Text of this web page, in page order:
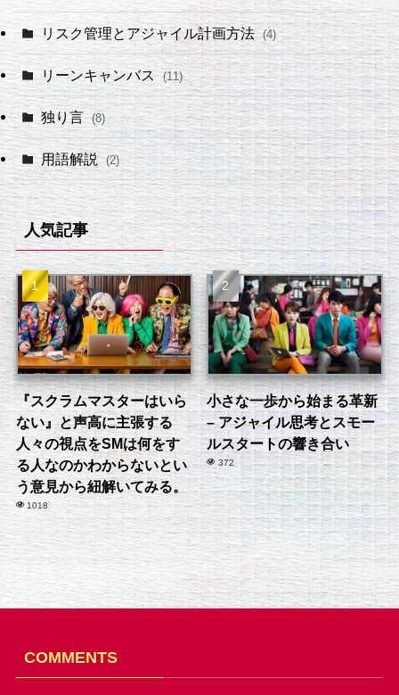
リスク管理とアジャイル計画方法 (4)
リーンキャンバス (11)
独り言 (8)
用語解説 (2)
人気記事
『スクラムマスターはいら
ない』と声高に主張する
人々の視点をSMは何をす
る人なのかわからないとい
う意見から紐解いてみる。
1018
小さな一歩から始まる革新
– アジャイル思考とスモー
ルスタートの響き合い
372
COMMENTS